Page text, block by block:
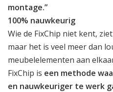
montage.”
100% nauwkeurig
Wie de FixChip niet kent,
maar het is veel meer dan
meubelelementen aan
FixChip is een methode
en nauwkeuriger te werk